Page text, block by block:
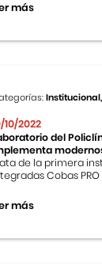
más
10/2022
del
de la primera
Cobas
más